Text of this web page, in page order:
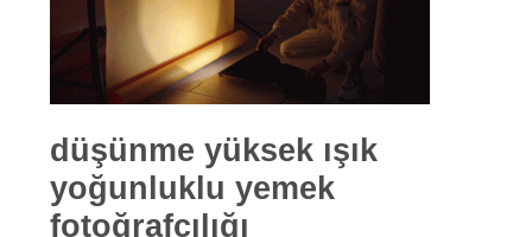
düşünme yüksek ışık
yoğunluklu yemek
fotoğrafçılığı